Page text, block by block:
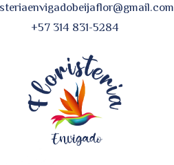
+57 314 831-5284